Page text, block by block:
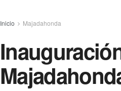
Inicio Majadahonda